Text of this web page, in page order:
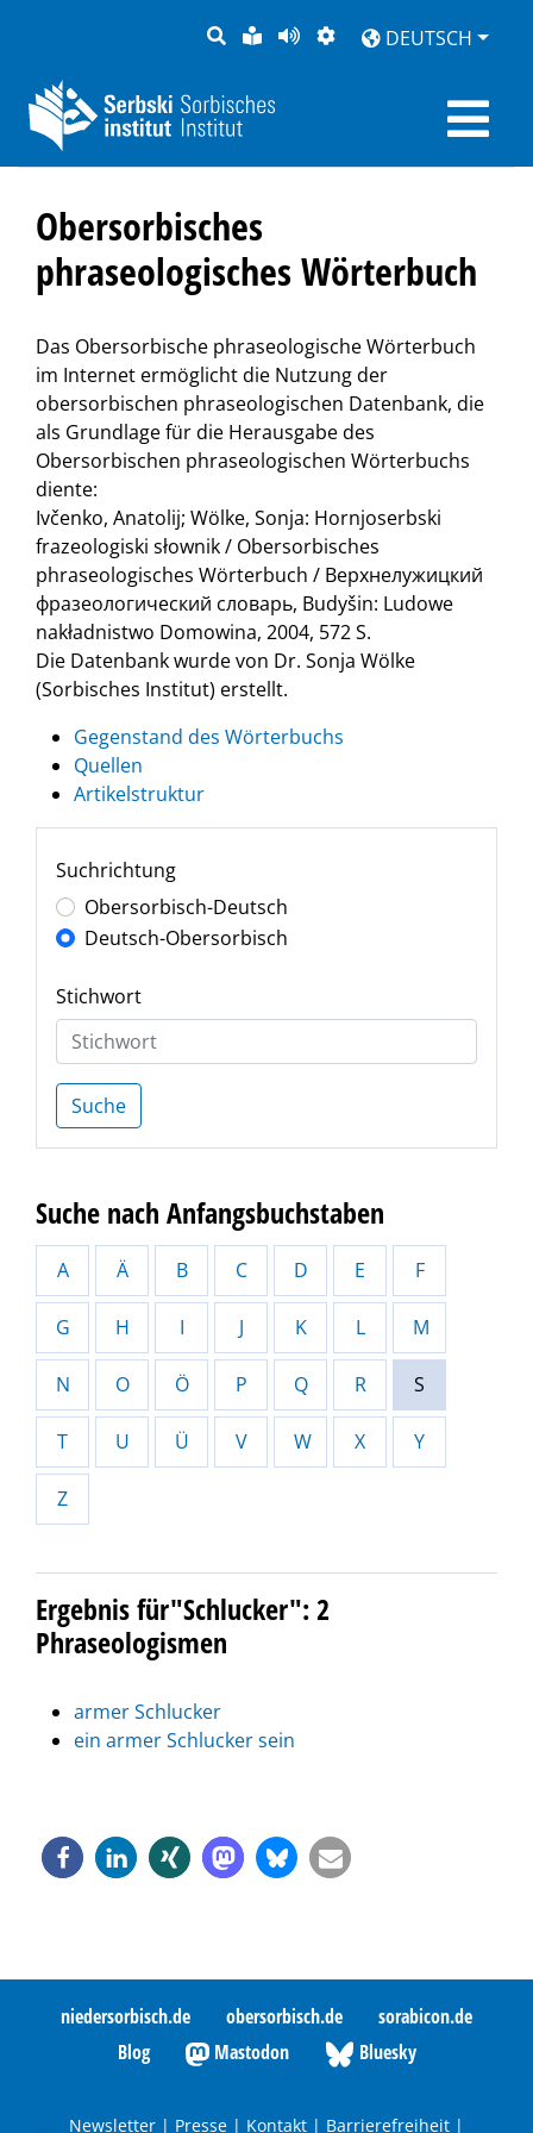
SUCHELEICHTE
SPRACHE
SEITEDARSTELLUNG
DEUTSCH
Obersorbisches
phraseologisches Wörterbuch
Das Obersorbische phraseologische Wörterbuch
im Internet ermöglicht die Nutzung der
obersorbischen phraseologischen Datenbank, die
als Grundlage für die Herausgabe des
Obersorbischen phraseologischen Wörterbuchs
diente:
Ivčenko, Anatolij; Wölke, Sonja: Hornjoserbski
frazeologiski słownik / Obersorbisches
phraseologisches Wörterbuch / Верхнелужицкий
фразеологический словарь, Budyšin: Ludowe
nakładnistwo Domowina, 2004, 572 S.
Die Datenbank wurde von Dr. Sonja Wölke
(Sorbisches Institut) erstellt.
Gegenstand des Wörterbuchs
Quellen
Artikelstruktur
Suchrichtung
Obersorbisch-Deutsch
Deutsch-Obersorbisch
Stichwort
Suche
Suche nach Anfangsbuchstaben
A Ä B C D E F
G H I J K L M
N O Ö P Q R S
T U Ü V W X Y
Z
Ergebnis für"Schlucker": 2
Phraseologismen
armer Schlucker
ein armer Schlucker sein
niedersorbisch.de obersorbisch.de
sorabicon.de
Blog
Mastodon Bluesky
Newsletter | Presse | Kontakt | Barrierefreiheit |